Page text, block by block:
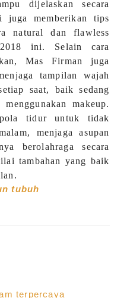
dijelaskan secara
memberikan tips
natural dan flawless
ini. Selain cara
Mas Firman juga
tampilan wajah
saat, baik sedang
makeup.
tidur untuk tidak
menjaga asupan
berolahraga secara
tambahan yang baik
tubuh
terpercaya